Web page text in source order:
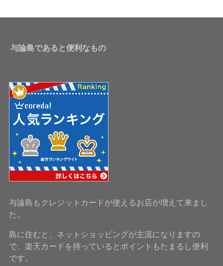
与論島であると便利なもの
与論島もクレジットカードが使えるお店が増えて来まし
た。
島に住むと、ネットショッピングが主流になりますの
で、楽天カードを持っているとポイントもたまるし便利
です。